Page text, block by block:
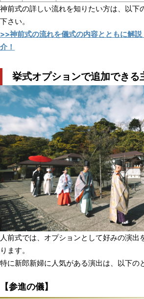
神前式の詳しい流れを知りたい方は、以下
下さい。
>>神前式の流れを儀式の内容とともに解
介！
挙式オプションで追加できる
人前式では、オプションとして好みの演出
ります。
特に新郎新婦に人気がある演出は、以下の
【参進の儀】